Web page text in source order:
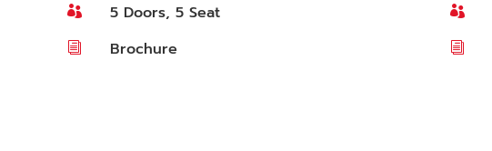
 5 Doors, 5 Seat
i Brochure

i